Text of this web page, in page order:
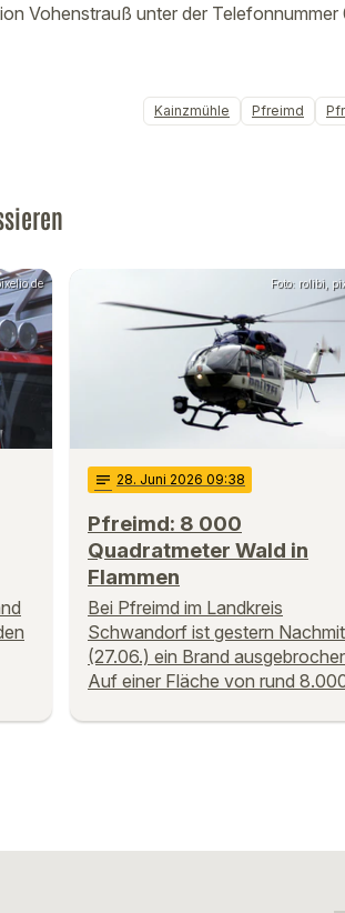
Vohenstrauß unter der
Kainzmühle Pfreimd
Foto: rolibi,
notes 28. Juni 2026 09:38
Pfreimd: 8 000
Quadratmeter Wald in
Flammen
Bei Pfreimd im Landkreis
Schwandorf ist gestern
(27.06.) ein Brand
Auf einer Fläche von rund